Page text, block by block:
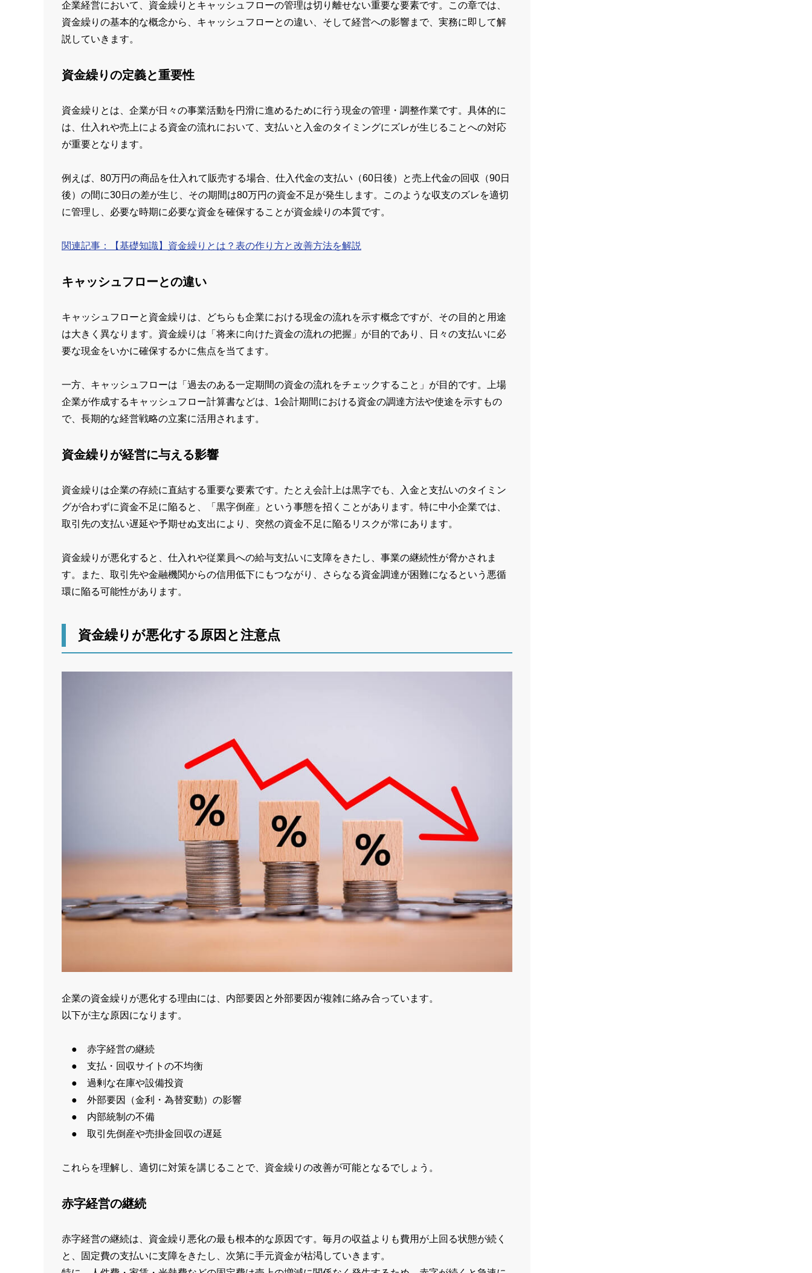
企業経営において、資金繰りとキャッシュフローの管理は切り離せない重要な要素です。この章では、
資金繰りの基本的な概念から、キャッシュフローとの違い、そして経営への影響まで、実務に即して解
説していきます。
資金繰りの定義と重要性
資金繰りとは、企業が日々の事業活動を円滑に進めるために行う現金の管理・調整作業です。具体的に
は、仕入れや売上による資金の流れにおいて、支払いと入金のタイミングにズレが生じることへの対応
が重要となります。
例えば、80万円の商品を仕入れて販売する場合、仕入代金の支払い（60日後）と売上代金の回収（90日
後）の間に30日の差が生じ、その期間は80万円の資金不足が発生します。このような収支のズレを適切
に管理し、必要な時期に必要な資金を確保することが資金繰りの本質です。
関連記事：【基礎知識】資金繰りとは？表の作り方と改善方法を解説
キャッシュフローとの違い
キャッシュフローと資金繰りは、どちらも企業における現金の流れを示す概念ですが、その目的と用途
は大きく異なります。資金繰りは「将来に向けた資金の流れの把握」が目的であり、日々の支払いに必
要な現金をいかに確保するかに焦点を当てます。
一方、キャッシュフローは「過去のある一定期間の資金の流れをチェックすること」が目的です。上場
企業が作成するキャッシュフロー計算書などは、1会計期間における資金の調達方法や使途を示すもの
で、長期的な経営戦略の立案に活用されます。
資金繰りが経営に与える影響
資金繰りは企業の存続に直結する重要な要素です。たとえ会計上は黒字でも、入金と支払いのタイミン
グが合わずに資金不足に陥ると、「黒字倒産」という事態を招くことがあります。特に中小企業では、
取引先の支払い遅延や予期せぬ支出により、突然の資金不足に陥るリスクが常にあります。
資金繰りが悪化すると、仕入れや従業員への給与支払いに支障をきたし、事業の継続性が脅かされま
す。また、取引先や金融機関からの信用低下にもつながり、さらなる資金調達が困難になるという悪循
環に陥る可能性があります。
資金繰りが悪化する原因と注意点
企業の資金繰りが悪化する理由には、内部要因と外部要因が複雑に絡み合っています。
以下が主な原因になります。
● 赤字経営の継続
● 支払・回収サイトの不均衡
● 過剰な在庫や設備投資
● 外部要因（金利・為替変動）の影響
● 内部統制の不備
● 取引先倒産や売掛金回収の遅延
これらを理解し、適切に対策を講じることで、資金繰りの改善が可能となるでしょう。
赤字経営の継続
赤字経営の継続は、資金繰り悪化の最も根本的な原因です。毎月の収益よりも費用が上回る状態が続く
と、固定費の支払いに支障をきたし、次第に手元資金が枯渇していきます。